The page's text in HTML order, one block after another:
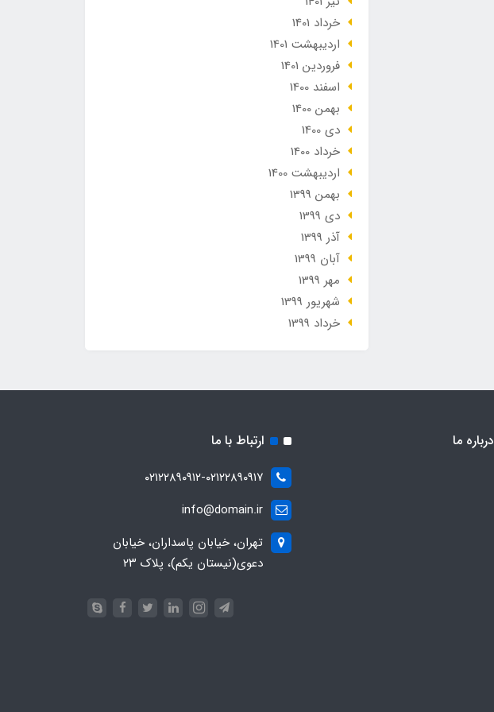
خرداد 1401
ارديبهشت 1401
فروردین 1401
اسفند 1400
بهمن 1400
دی 1400
خرداد 1400
ارديبهشت 1400
بهمن 1399
دی 1399
آذر 1399
آبان 1399
مهر 1399
شهریور 1399
خرداد 1399
درباره ما ارتباط با ما
۰۲۱۲۲۸۹۰۹۱۲-۰۲۱۲۲۸۹۰۹۱۷
info@domain.ir
تهران، خیابان پاسداران، خیابان
دعوی(نیستان یکم)، پلاک ۲۳